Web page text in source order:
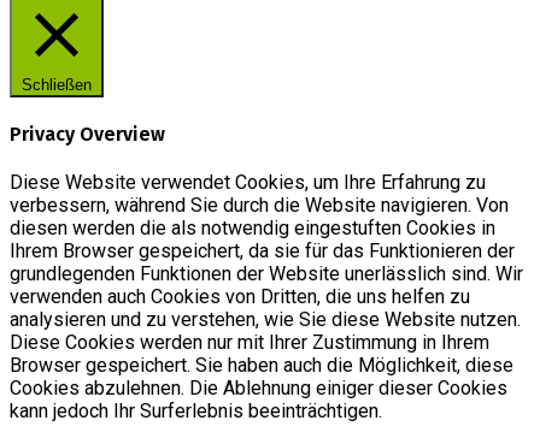
Schließen
Privacy Overview
Diese Website verwendet Cookies, um Ihre Erfahrung zu
verbessern, während Sie durch die Website navigieren. Von
diesen werden die als notwendig eingestuften Cookies in
Ihrem Browser gespeichert, da sie für das Funktionieren der
grundlegenden Funktionen der Website unerlässlich sind. Wir
verwenden auch Cookies von Dritten, die uns helfen zu
analysieren und zu verstehen, wie Sie diese Website nutzen.
Diese Cookies werden nur mit Ihrer Zustimmung in Ihrem
Browser gespeichert. Sie haben auch die Möglichkeit, diese
Cookies abzulehnen. Die Ablehnung einiger dieser Cookies
kann jedoch Ihr Surferlebnis beeinträchtigen.